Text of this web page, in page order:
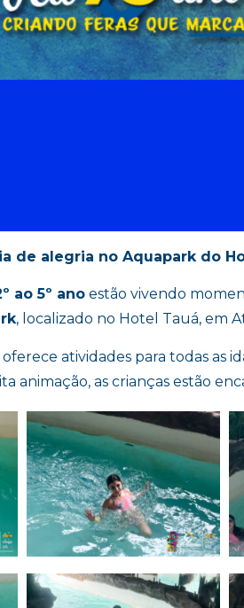
de alegria no Aquapark do
ao 5º ano estão vivendo
, localizado no Hotel Tauá, em
atividades para todas as
animação, as crianças estão